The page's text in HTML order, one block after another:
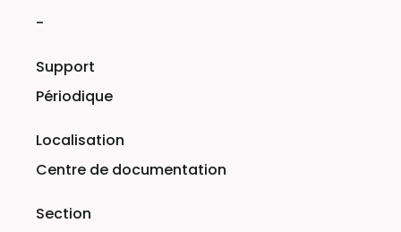
-
Périodique
Centre de documentation